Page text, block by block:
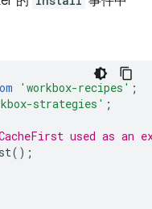
'workbox-recipes' ;
strategies' ;
used as an
();